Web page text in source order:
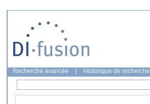
Recherche avancée Historique de recherche